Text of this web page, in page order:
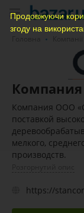
Продовжуючи
згоду на
Компания ООО
поставкой
мелкого,
производств.
https://